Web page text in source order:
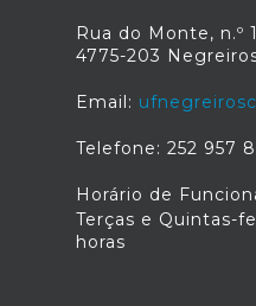
Rua do Monte, n.º
4775-203
Email:
Telefone: 252 957
Horário de
Terças e Quintas-
horas